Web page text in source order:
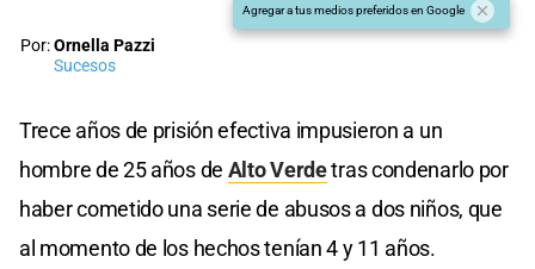
Agregar a tus medios preferidos en Google
Por:Ornella Pazzi
Sucesos
Trece años de prisión efectiva impusieron a un
hombre de 25 años de Alto Verdetras condenarlo por
haber cometido una serie de abusos a dos niños, que
al momento de los hechos tenían 4 y 11 años.